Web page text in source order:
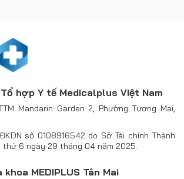
hợp Y tế Medicalplus Việt Nam
Mandarin Garden 2, Phường Tương Mai,
số 0108916542 do Sở Tài chính Thành
thứ 6 ngày 29 tháng 04 năm 2025.
MEDIPLUS Tân Mai